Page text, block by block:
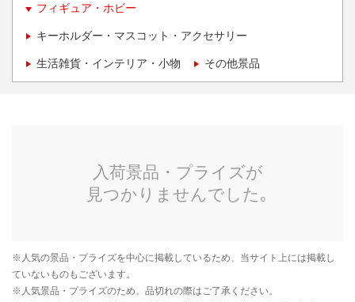
フィギュア・ホビー
キーホルダー・マスコット・アクセサリー
生活雑貨・インテリア・小物 その他景品